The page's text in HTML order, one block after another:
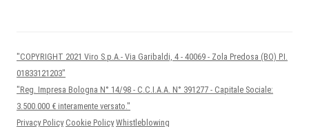
"COPYRIGHT 2021 Viro S.p.A.- Via Garibaldi, 4 - 40069 - Zola Predosa (BO) P.I.
01833121203"
"Reg. Impresa Bologna N° 14/98 - C.C.I.A.A. N° 391277 - Capitale Sociale:
3.500.000 € interamente versato."
Privacy Policy Cookie Policy Whistleblowing